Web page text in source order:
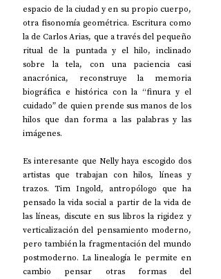
espacio de la ciudad y en su propio cuerpo,
otra fisonomía geométrica. Escritura como
la de Carlos Arias, que a través del pequeño
ritual de la puntada y el hilo, inclinado
sobre la tela, con una paciencia casi
anacrónica, reconstruye la memoria
biográfica e histórica con la “finura y el
cuidado” de quien prende sus manos de los
hilos que dan forma a las palabras y las
imágenes.
Es interesante que Nelly haya escogido dos
artistas que trabajan con hilos, líneas y
trazos. Tim Ingold, antropólogo que ha
pensado la vida social a partir de la vida de
las líneas, discute en sus libros la rigidez y
verticalización del pensamiento moderno,
pero también la fragmentación del mundo
postmoderno. La linealogía le permite en
cambio pensar otras formas del